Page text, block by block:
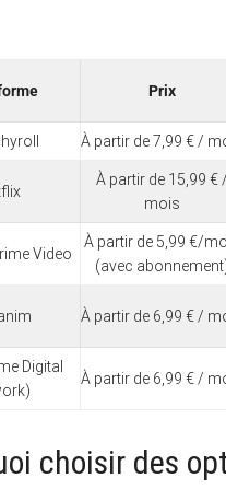
Prix
À partir de 7,99 € /
À partir de 15,99 € /
mois
Video
À partir de 5,99 €/
(avec
À partir de 6,99 € /
Digital
À partir de 6,99 € /
choisir des